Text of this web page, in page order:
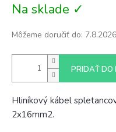
cena:
Na sklade ✓
Môžeme doručiť do: 7.8.2026
PRIDAŤ DO
Hliníkový kábel
2x16mm2.